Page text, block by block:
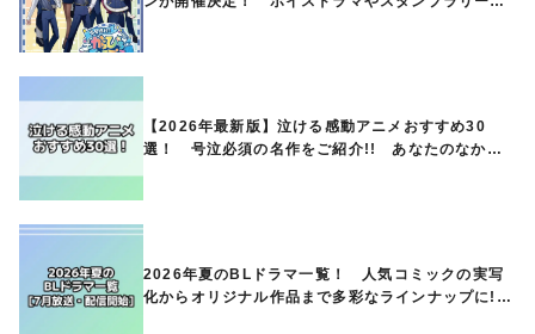
【2026年最新版】泣ける感動アニメおすすめ30
選！ 号泣必須の名作をご紹介!! あなたのなかの
2026年夏のBLドラマ一覧！ 人気コミックの実写
化からオリジナル作品まで多彩なラインナップに!!